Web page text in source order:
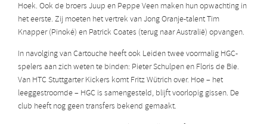
Hoek. Ook de broers Juup en Peppe Veen maken hun opwachting in
het eerste. Zij moeten het vertrek van Jong Oranje-talent Tim
Knapper (Pinoké) en Patrick Coates (terug naar Australië) opvangen.
In navolging van Cartouche heeft ook Leiden twee voormalig HGC-
spelers aan zich weten te binden: Pieter Schulpen en Floris de Bie.
Van HTC Stuttgarter Kickers komt Fritz Wütrich over. Hoe – het
leeggestroomde – HGC is samengesteld, blijft voorlopig gissen. De
club heeft nog geen transfers bekend gemaakt.